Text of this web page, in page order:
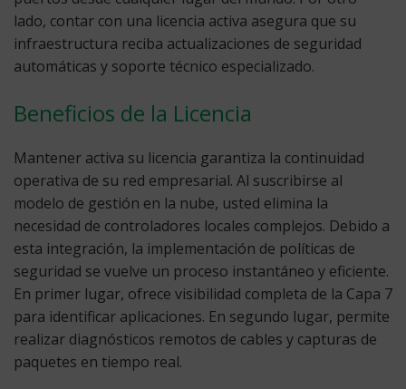
lado, contar con una licencia activa asegura que su
infraestructura reciba actualizaciones de seguridad
automáticas y soporte técnico especializado.
Beneficios de la Licencia
Mantener activa su licencia garantiza la continuidad
operativa de su red empresarial. Al suscribirse al
modelo de gestión en la nube, usted elimina la
necesidad de controladores locales complejos. Debido a
esta integración, la implementación de políticas de
seguridad se vuelve un proceso instantáneo y eficiente.
En primer lugar, ofrece visibilidad completa de la Capa 7
para identificar aplicaciones. En segundo lugar, permite
realizar diagnósticos remotos de cables y capturas de
paquetes en tiempo real.